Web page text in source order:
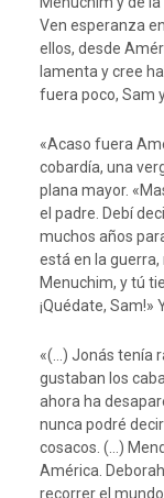
Ven esperanza
ellos, desde
lamenta y cree
fuera poco, Sam
«Acaso fuera
cobardía, una
plana mayor.
el padre. Debí
muchos años
está en la
Menuchim, y tú
¡Quédate, Sam!»
«(…) Jonás tenía
gustaban los
ahora ha
nunca podré
cosacos. (…)
América.
recorrer el